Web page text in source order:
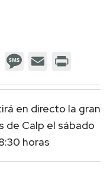
en directo la gran
de Calp el sábado
horas